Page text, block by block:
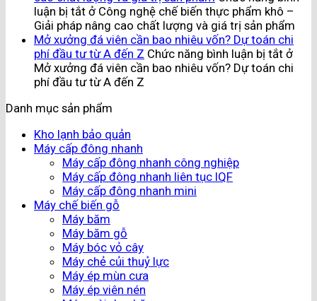
luận bị tắt ở Công nghệ chế biến thực phẩm khô –
Giải pháp nâng cao chất lượng và giá trị sản phẩm
Mở xưởng đá viên cần bao nhiêu vốn? Dự toán chi
phí đầu tư từ A đến Z Chức năng bình luận bị tắt ở
Mở xưởng đá viên cần bao nhiêu vốn? Dự toán chi
phí đầu tư từ A đến Z
Danh mục sản phẩm
Kho lạnh bảo quản
Máy cấp đông nhanh
Máy cấp đông nhanh công nghiệp
Máy cấp đông nhanh liên tục IQF
Máy cấp đông nhanh mini
Máy chế biến gỗ
Máy băm
Máy băm gỗ
Máy bóc vỏ cây
Máy chẻ củi thuỷ lực
Máy ép mùn cưa
Máy ép viên nén